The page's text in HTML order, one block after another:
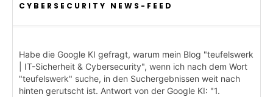
CYBERSECURITY NEWS-FEED
Habe die Google KI gefragt, warum mein Blog "teufelswerk
| IT-Sicherheit & Cybersecurity", wenn ich nach dem Wort
"teufelswerk" suche, in den Suchergebnissen weit nach
hinten gerutscht ist. Antwort von der Google KI: "1.